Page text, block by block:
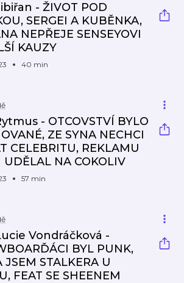
- ŽIVOT POD
SERGEI A KUBĚNKA,
NEPŘEJE SENSEYOVI
KAUZY
40 min
- OTCOVSTVÍ BYLO
ZE SYNA NECHCI
CELEBRITU, REKLAMU
UDĚLAL NA COKOLIV
57 min
Vondráčková -
BYL PUNK,
JSEM STALKERA U
FEAT SE SHEENEM